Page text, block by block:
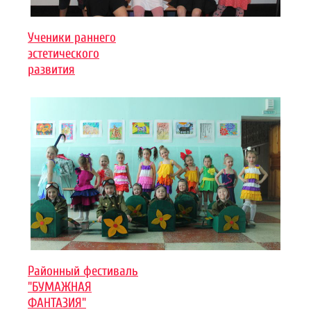
Ученики раннего
эстетического
развития
Районный фестиваль
"БУМАЖНАЯ
ФАНТАЗИЯ"